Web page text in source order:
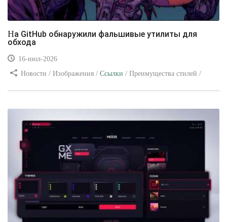
На GitHub обнаружили фальшивые утилиты для
обхода
16-июл-2026
Новости / Изображения / Ссылки / Преимущества стилей /